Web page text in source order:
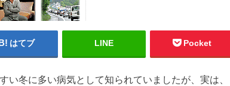
はてブ LINE Pocket
い冬に多い病気として知られていましたが、実は、